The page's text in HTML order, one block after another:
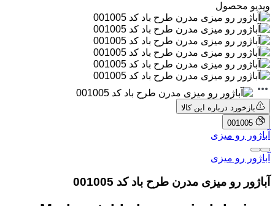
ویدیو محصول
بازخورد درباره این کالا
001005
آباژور رو میزی
آباژور رو میزی
آباژور رو میزی مدرن طرح باد کد 001005